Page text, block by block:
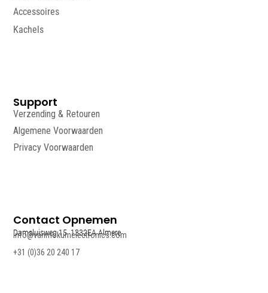
Accessoires
Kachels
Support
Verzending & Retouren
Algemene Voorwaarden
Privacy Voorwaarden
Contact Opnemen
Damsluisweg 15, 1332EA Almere
info@vanmokumelectronics.com
+31 (0)36 20 240 17